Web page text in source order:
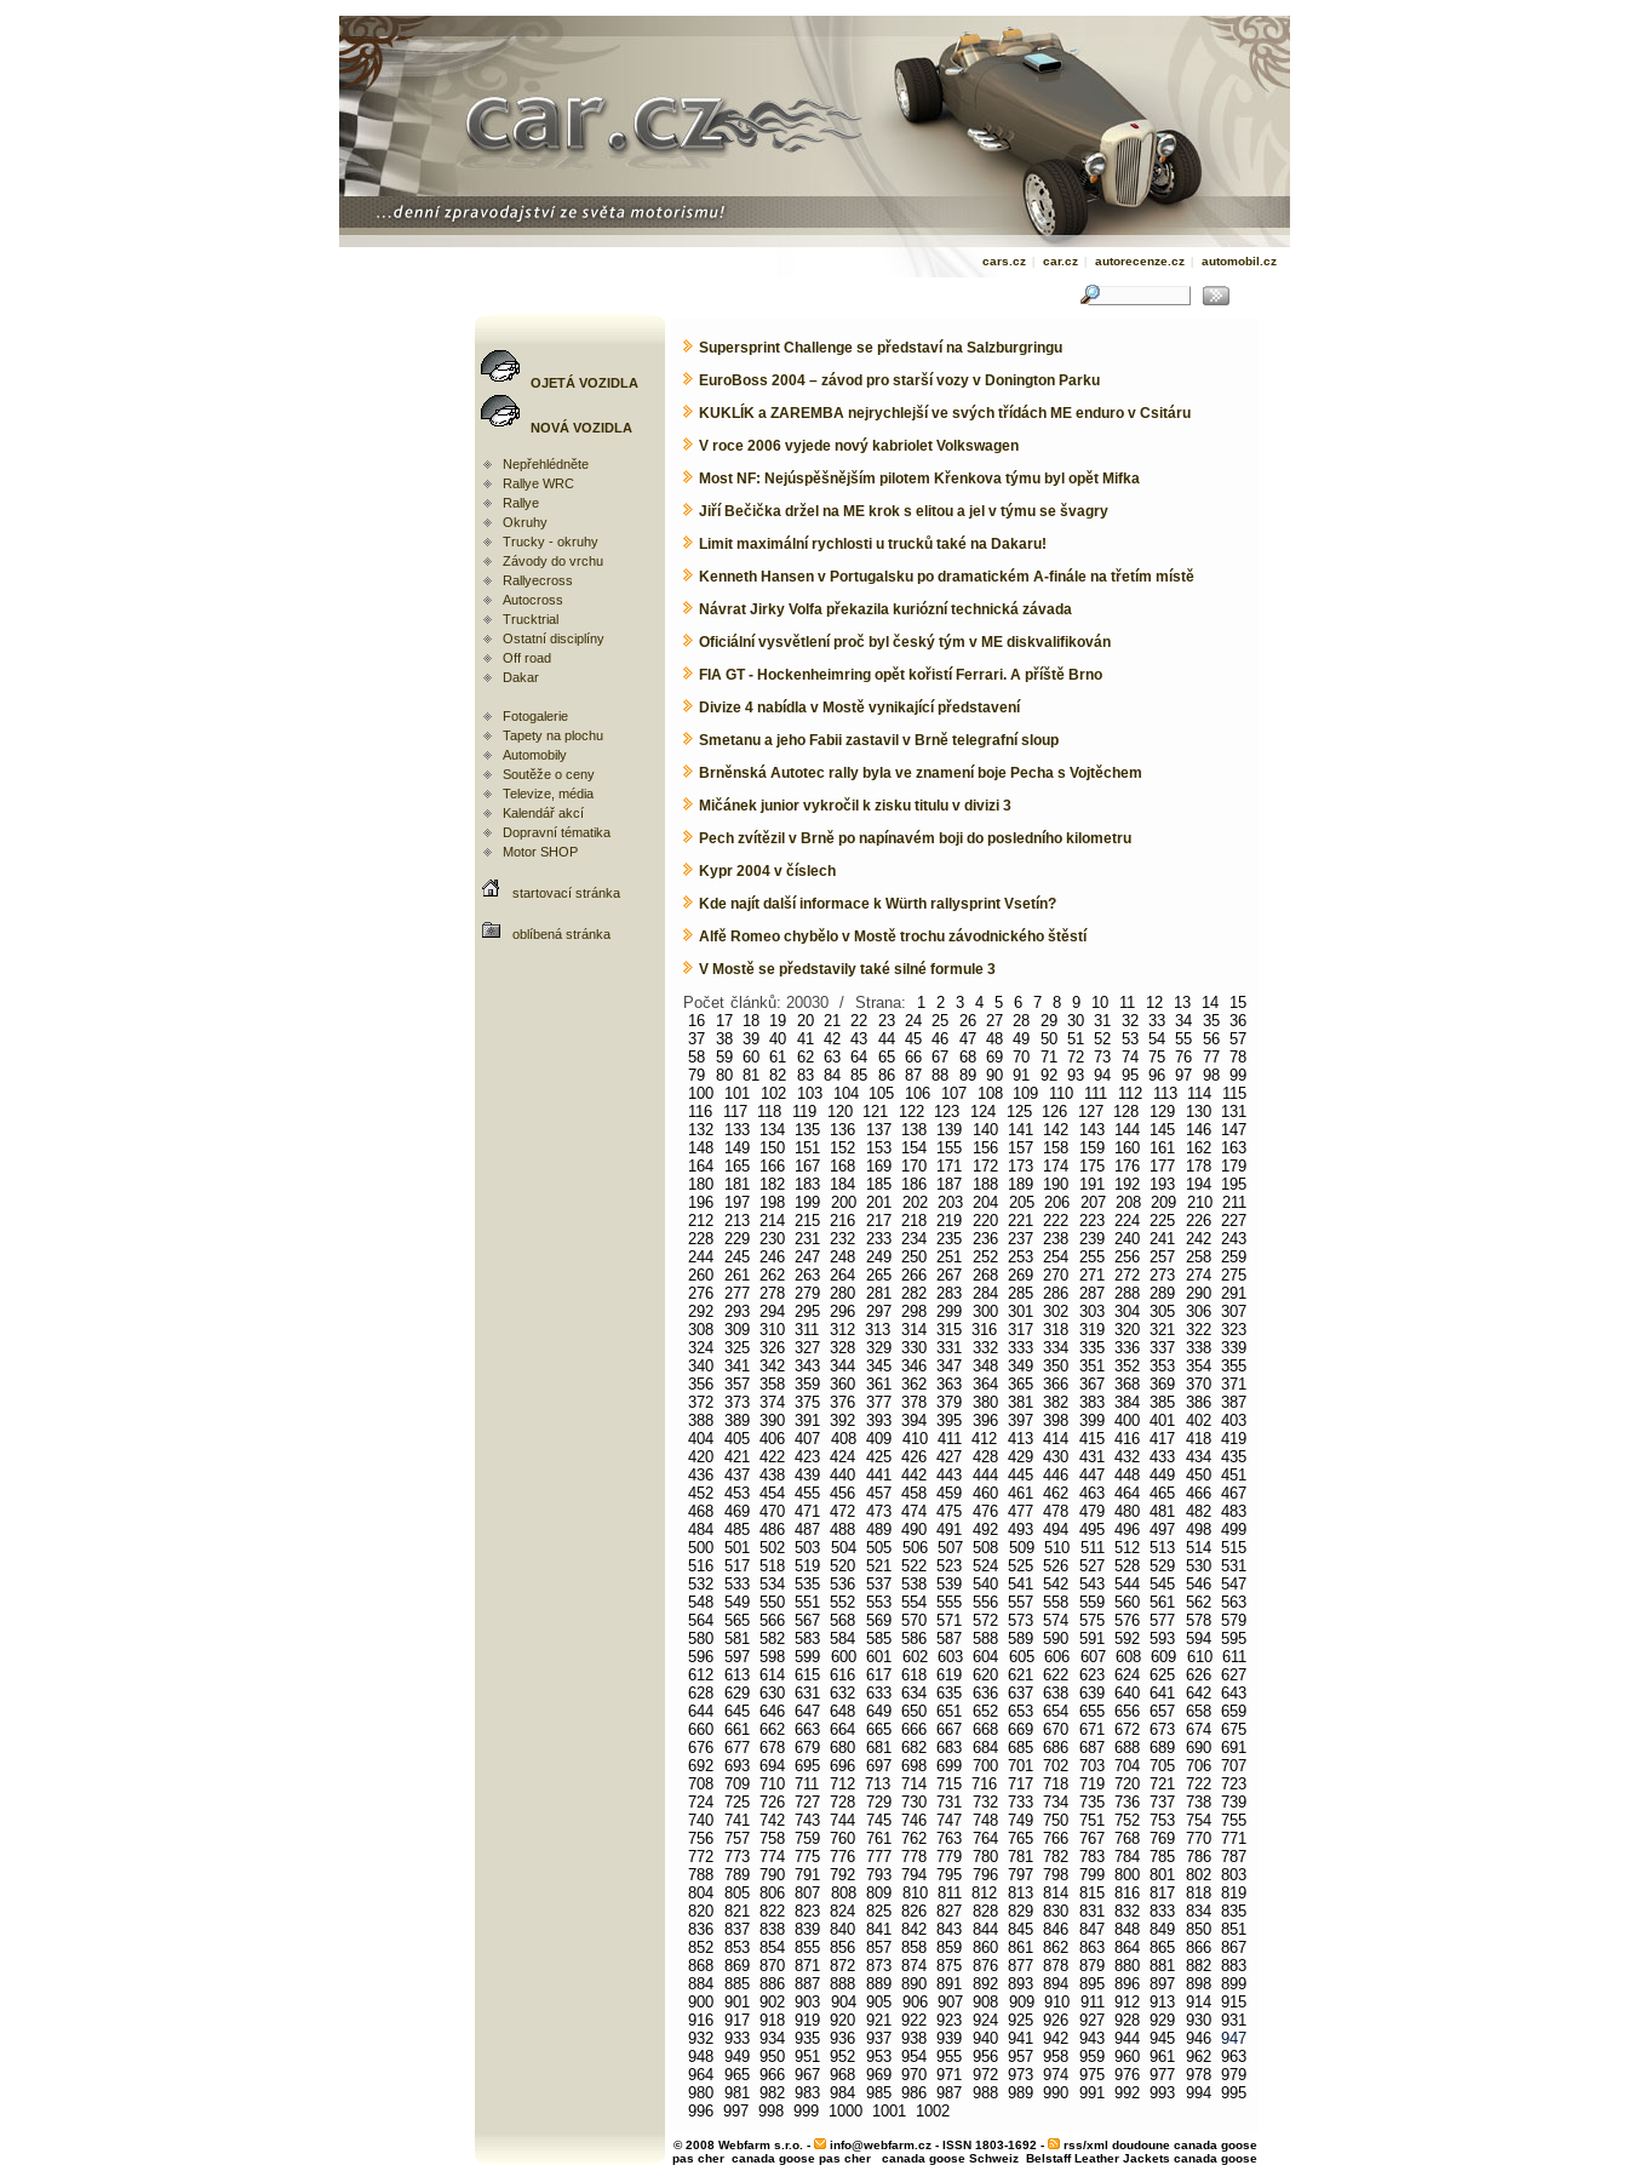
cars.cz | car.cz | autorecenze.cz | automobil.cz
OJETÁ VOZIDLA
NOVÁ VOZIDLA
Nepřehlédněte
Rallye WRC
Rallye
Okruhy
Trucky - okruhy
Závody do vrchu
Rallyecross
Autocross
Trucktrial
Ostatní disciplíny
Off road
Dakar
Fotogalerie
Tapety na plochu
Automobily
Soutěže o ceny
Televize, média
Kalendář akcí
Dopravní tématika
Motor SHOP
startovací stránka
oblíbená stránka
Supersprint Challenge se představí na Salzburgringu
EuroBoss 2004 – závod pro starší vozy v Donington Parku
KUKLÍK a ZAREMBA nejrychlejší ve svých třídách ME enduro v Csitáru
V roce 2006 vyjede nový kabriolet Volkswagen
Most NF: Nejúspěšnějším pilotem Křenkova týmu byl opět Mifka
Jiří Bečička držel na ME krok s elitou a jel v týmu se švagry
Limit maximální rychlosti u trucků také na Dakaru!
Kenneth Hansen v Portugalsku po dramatickém A-finále na třetím místě
Návrat Jirky Volfa překazila kuriózní technická závada
Oficiální vysvětlení proč byl český tým v ME diskvalifikován
FIA GT - Hockenheimring opět kořistí Ferrari. A příště Brno
Divize 4 nabídla v Mostě vynikající představení
Smetanu a jeho Fabii zastavil v Brně telegrafní sloup
Brněnská Autotec rally byla ve znamení boje Pecha s Vojtěchem
Mičánek junior vykročil k zisku titulu v divizi 3
Pech zvítězil v Brně po napínavém boji do posledního kilometru
Kypr 2004 v číslech
Kde najít další informace k Würth rallysprint Vsetín?
Alfě Romeo chybělo v Mostě trochu závodnického štěstí
V Mostě se představily také silné formule 3
Počet článků: 20030 / Strana: 1 2 3 4 5 6 7 8 9 10 11 12 13 14
15
16
17 18 19 20 21 22 23 24 25 26 27 28 29 30 31 32 33 34 35 36
37 38 39 40 41 42 43 44 45 46 47 48 49 50 51 52 53 54 55 56 57
58 59 60 61 62 63 64 65 66 67 68 69 70 71 72 73 74 75 76 77 78
79 80 81 82 83 84 85 86 87 88 89 90 91 92 93 94 95 96 97 98 99
100
101 102 103 104 105 106 107 108 109 110 111 112 113 114
115
116
117 118 119 120 121 122 123 124 125 126 127 128 129 130
131
132
133 134 135 136 137 138 139 140 141 142 143 144 145 146
147
148
149 150 151 152 153 154 155 156 157 158 159 160 161 162
163
164
165 166 167 168 169 170 171 172 173 174 175 176 177 178
179
180
181 182 183 184 185 186 187 188 189 190 191 192 193 194
195
196
197 198 199 200 201 202 203 204 205 206 207 208 209 210 211
212 213 214 215 216 217 218 219 220 221 222 223 224 225 226 227
228 229 230 231 232 233 234 235 236 237 238 239 240 241 242 243
244 245 246 247 248 249 250 251 252 253 254 255 256 257 258 259
260 261 262 263 264 265 266 267 268 269 270 271 272 273 274 275
276 277 278 279 280 281 282 283 284 285 286 287 288 289 290 291
292 293 294 295 296 297 298 299 300 301 302 303 304 305 306 307
308 309 310 311 312 313 314 315 316 317 318 319 320 321 322 323
324 325 326 327 328 329 330 331 332 333 334 335 336 337 338 339
340 341 342 343 344 345 346 347 348 349 350 351 352 353 354 355
356 357 358 359 360 361 362 363 364 365 366 367 368 369 370 371
372 373 374 375 376 377 378 379 380 381 382 383 384 385 386 387
388 389 390 391 392 393 394 395 396 397 398 399 400 401 402 403
404 405 406 407 408 409 410 411 412 413 414 415 416 417 418 419
420 421 422 423 424 425 426 427 428 429 430 431 432 433 434 435
436 437 438 439 440 441 442 443 444 445 446 447 448 449 450 451
452 453 454 455 456 457 458 459 460 461 462 463 464 465 466 467
468 469 470 471 472 473 474 475 476 477 478 479 480 481 482 483
484 485 486 487 488 489 490 491 492 493 494 495 496 497 498 499
500 501 502 503 504 505 506 507 508 509 510 511 512 513 514 515
516 517 518 519 520 521 522 523 524 525 526 527 528 529 530 531
532 533 534 535 536 537 538 539 540 541 542 543 544 545 546 547
548 549 550 551 552 553 554 555 556 557 558 559 560 561 562 563
564 565 566 567 568 569 570 571 572 573 574 575 576 577 578 579
580 581 582 583 584 585 586 587 588 589 590 591 592 593 594 595
596 597 598 599 600 601 602 603 604 605 606 607 608 609 610 611
612 613 614 615 616 617 618 619 620 621 622 623 624 625 626 627
628 629 630 631 632 633 634 635 636 637 638 639 640 641 642 643
644 645 646 647 648 649 650 651 652 653 654 655 656 657 658 659
660 661 662 663 664 665 666 667 668 669 670 671 672 673 674 675
676 677 678 679 680 681 682 683 684 685 686 687 688 689 690 691
692 693 694 695 696 697 698 699 700 701 702 703 704 705 706 707
708 709 710 711 712 713 714 715 716 717 718 719 720 721 722 723
724 725 726 727 728 729 730 731 732 733 734 735 736 737 738 739
740 741 742 743 744 745 746 747 748 749 750 751 752 753 754 755
756 757 758 759 760 761 762 763 764 765 766 767 768 769 770 771
772 773 774 775 776 777 778 779 780 781 782 783 784 785 786 787
788 789 790 791 792 793 794 795 796 797 798 799 800 801 802 803
804 805 806 807 808 809 810 811 812 813 814 815 816 817 818 819
820 821 822 823 824 825 826 827 828 829 830 831 832 833 834 835
836 837 838 839 840 841 842 843 844 845 846 847 848 849 850 851
852 853 854 855 856 857 858 859 860 861 862 863 864 865 866 867
868 869 870 871 872 873 874 875 876 877 878 879 880 881 882 883
884 885 886 887 888 889 890 891 892 893 894 895 896 897 898 899
900 901 902 903 904 905 906 907 908 909 910 911 912 913 914 915
916 917 918 919 920 921 922 923 924 925 926 927 928 929 930 931
932 933 934 935 936 937 938 939 940 941 942 943 944 945 946 947
948 949 950 951 952 953 954 955 956 957 958 959 960 961 962 963
964 965 966 967 968 969 970 971 972 973 974 975 976 977 978 979
980 981 982 983 984 985 986 987 988 989 990 991 992 993 994 995
996 997 998 999 1000 1001 1002
© 2008 Webfarm s.r.o. - info@webfarm.cz- ISSN 1803-1692 - rss/xml doudoune canada goose
pas cher canada goose pas cher canada goose Schweiz Belstaff Leather Jackets canada goose